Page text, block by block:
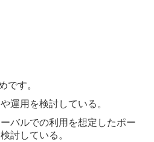
です。
運用を検討している。
バルでの利用を想定したポー
討している。